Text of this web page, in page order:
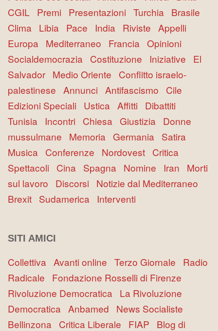
CGIL Premi Presentazioni Turchia Brasile
Clima Libia Pace India Riviste Appelli
Europa Mediterraneo Francia Opinioni
Socialdemocrazia Costituzione Iniziative El
Salvador Medio Oriente Conflitto israelo-
palestinese Annunci Antifascismo Cile
Edizioni Speciali Ustica Affitti Dibattiti
Tunisia Incontri Chiesa Giustizia Donne
mussulmane Memoria Germania Satira
Musica Conferenze Nordovest Critica
Spettacoli Cina Spagna Nomine Iran Morti
sul lavoro Discorsi Notizie dal Mediterraneo
Brexit Sudamerica Interventi
SITI AMICI
Collettiva Avanti online Terzo Giornale Radio
Radicale Fondazione Rosselli di Firenze
Rivoluzione Democratica La Rivoluzione
Democratica Anbamed News Socialiste
Bellinzona Critica Liberale FIAP Blog di